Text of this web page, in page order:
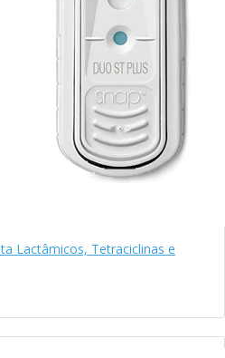
Lactâmicos, Tetraciclinas e